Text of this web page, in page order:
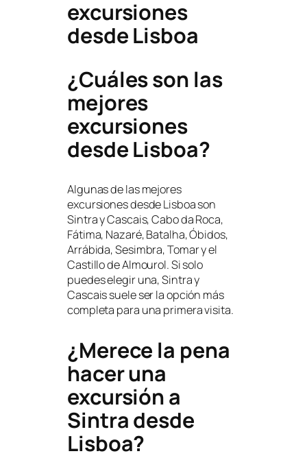
excursiones
desde Lisboa
¿Cuáles son las
mejores
excursiones
desde Lisboa?
Algunas de las mejores
excursiones desde Lisboa son
Sintra y Cascais, Cabo da Roca,
Fátima, Nazaré, Batalha, Óbidos,
Arrábida, Sesimbra, Tomar y el
Castillo de Almourol. Si solo
puedes elegir una, Sintra y
Cascais suele ser la opción más
completa para una primera visita.
¿Merece la pena
hacer una
excursión a
Sintra desde
Lisboa?